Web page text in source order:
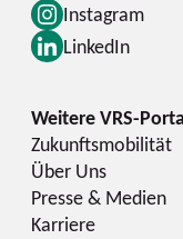
Instagram
LinkedIn
Zukunftsmobilität
Über Uns
Presse & Medien
Karriere